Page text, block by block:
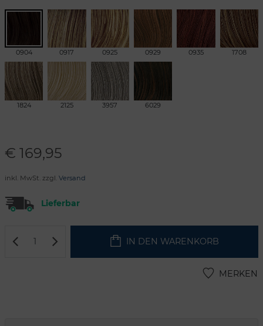
0904 0917 0925 0929 0935 1708
1824 2125 3957 6029
€ 169,95
inkl. MwSt. zzgl. Versand
Lieferbar
IN DEN WARENKORB
MERKEN